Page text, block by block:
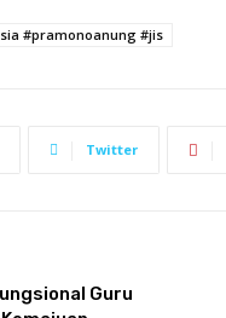
#pramonoanung #jis
Twitter
Guru